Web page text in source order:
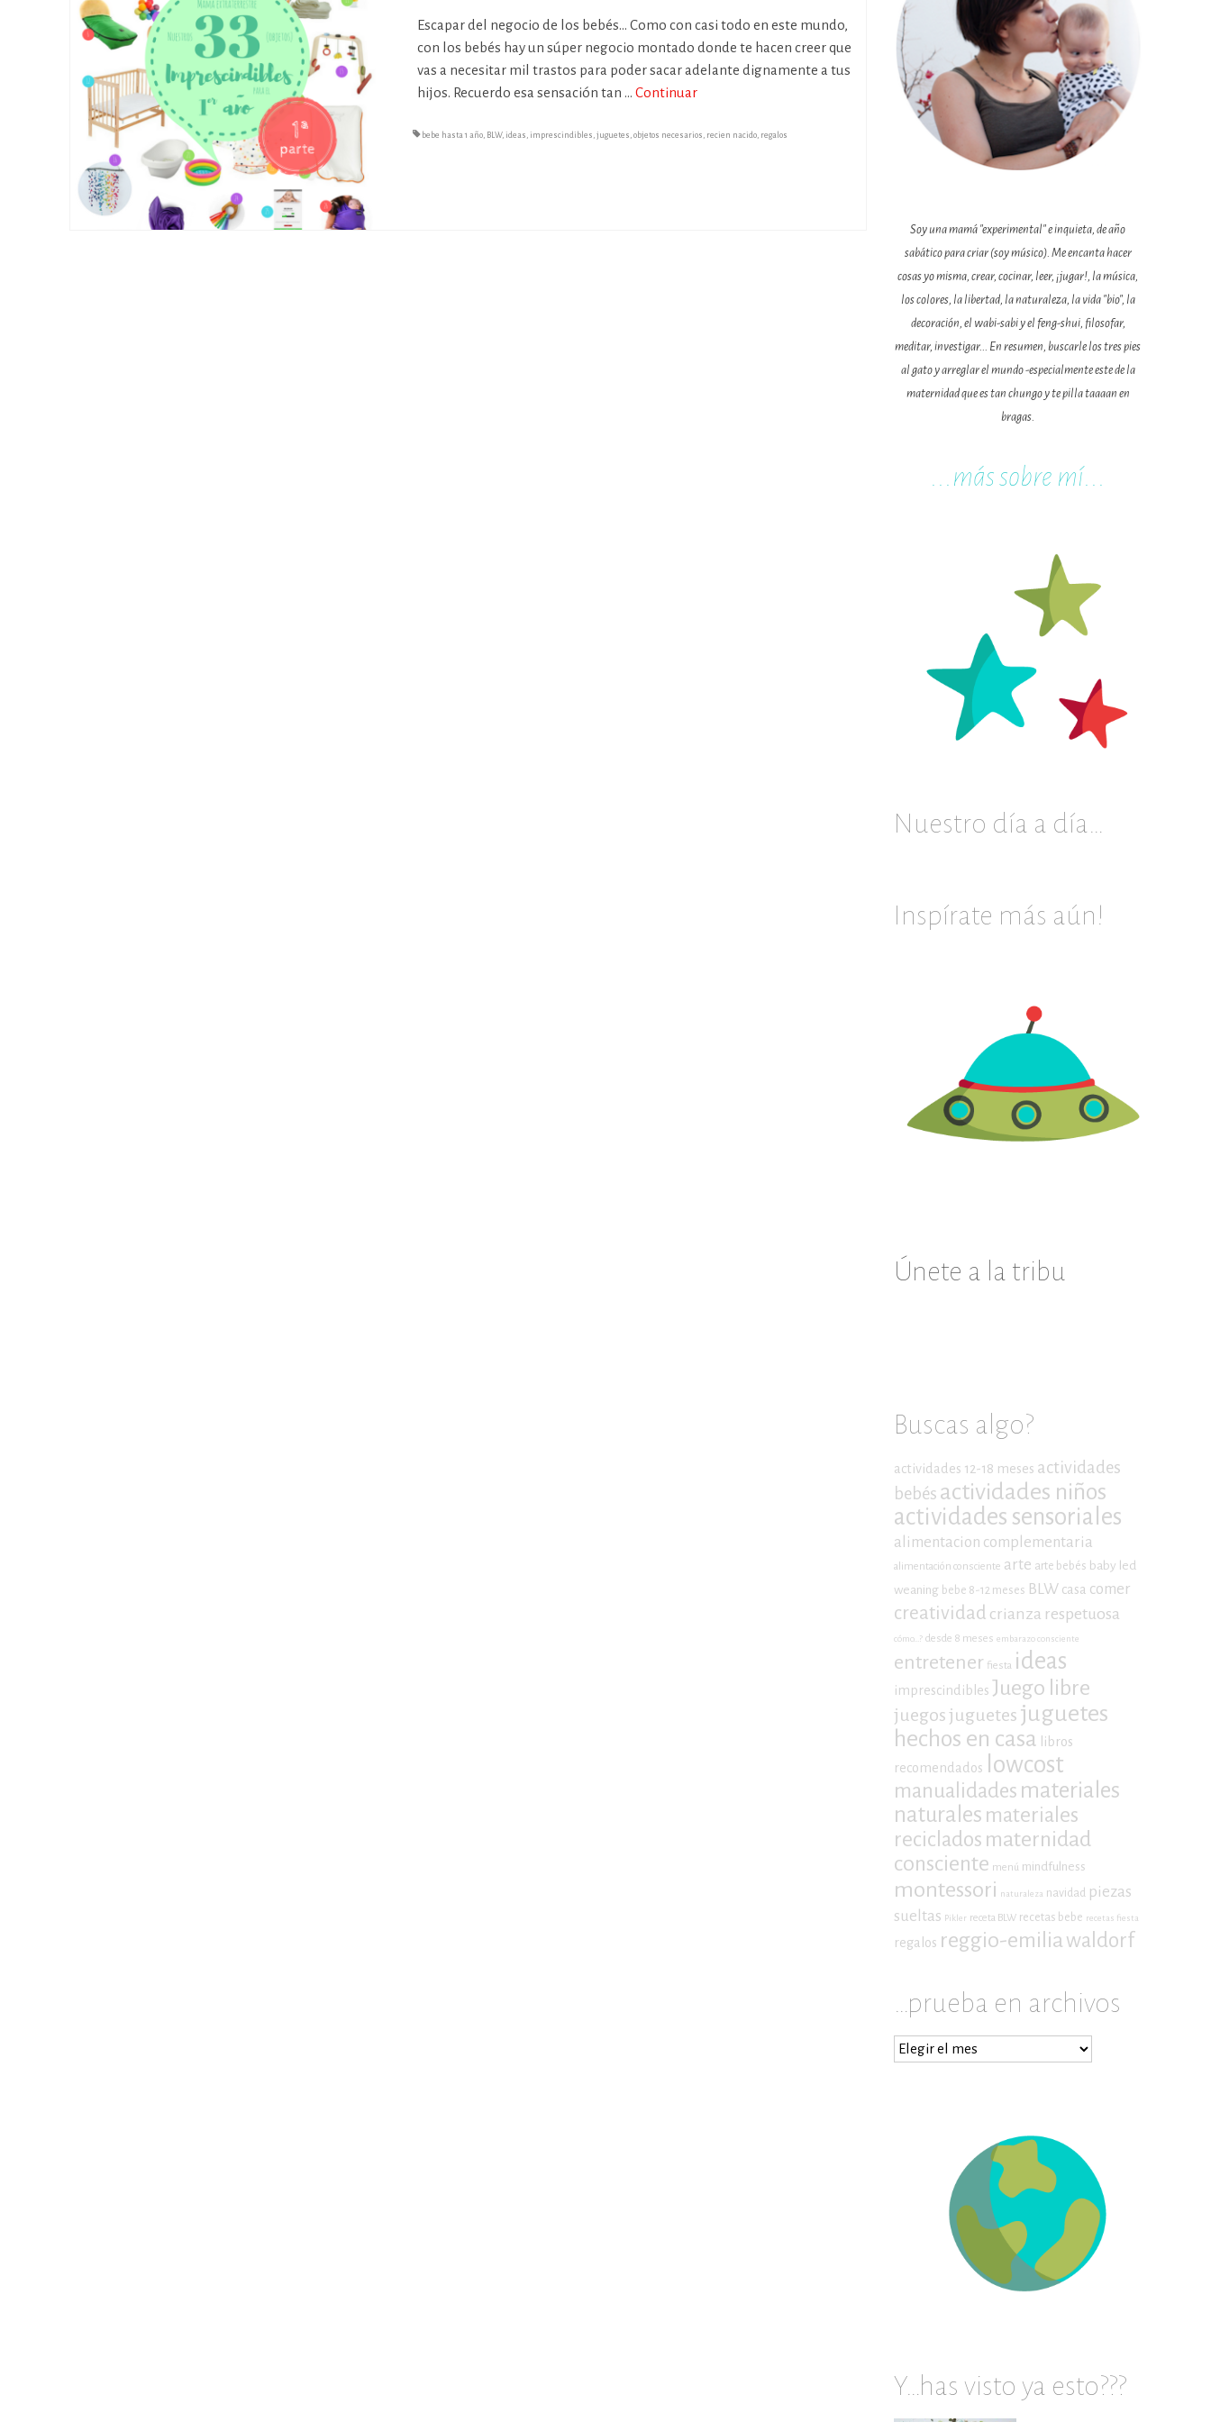
Escapar del negocio de los bebés… Como con casi todo en este mundo,
con los bebés hay un súper negocio montado donde te hacen creer que
vas a necesitar mil trastos para poder sacar adelante dignamente a tus
hijos. Recuerdo esa sensación tan …Continuar
bebe hasta 1 año, BLW, ideas , imprescindibles ,juguetes ,objetos necesarios , recien nacido, regalos
Soy una mamá "experimental" e inquieta, de año
sabático para criar (soy músico). Me encanta hacer
cosas yo misma, crear, cocinar, leer, ¡jugar!, la música,
los colores, la libertad, la naturaleza, la vida "bio", la
decoración, el wabi-sabi y el feng-shui, filosofar,
meditar, investigar... En resumen, buscarle los tres pies
al gato y arreglar el mundo -especialmente este de la
maternidad que es tan chungo y te pilla taaaan en
bragas.
...más sobre mí...
Nuestro día a día…
Inspírate más aún!
Únete a la tribu
Buscas algo?
actividades 12-18 meses actividades
bebés actividades niños
actividades sensoriales
alimentacion complementaria
alimentación consciente arte arte bebés baby led
weaning bebe 8-12 meses BLW casa comer
creatividad crianza respetuosa
cómo...? desde 8 meses embarazo consciente
entretener fiesta ideas
imprescindibles Juego libre
juegosjuguetes juguetes
hechos en casa
libros
recomendados
lowcost
manualidades materiales
naturales materiales
reciclados maternidad
consciente menú mindfulness
montessori naturaleza navidad piezas
sueltas Pikler receta BLW recetas bebe recetas fiesta
regalos reggio-emilia waldorf
…prueba en archivos
…
Y…has visto ya esto???